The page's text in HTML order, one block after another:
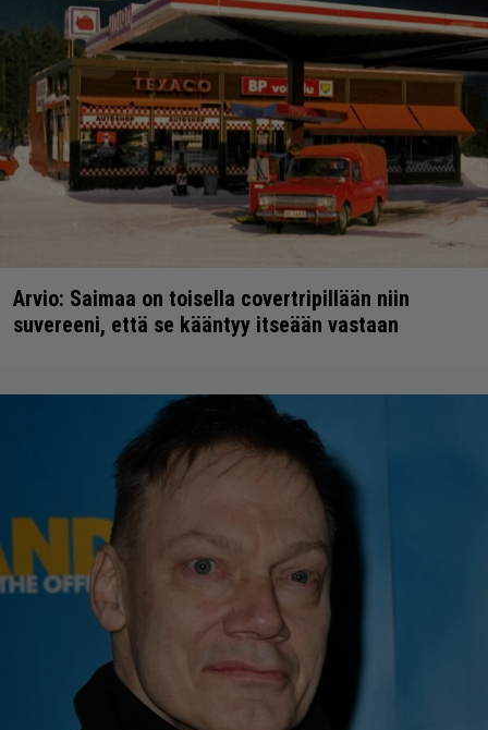
Arvio: Saimaa on toisella covertripillään niin
suvereeni, että se kääntyy itseään vastaan